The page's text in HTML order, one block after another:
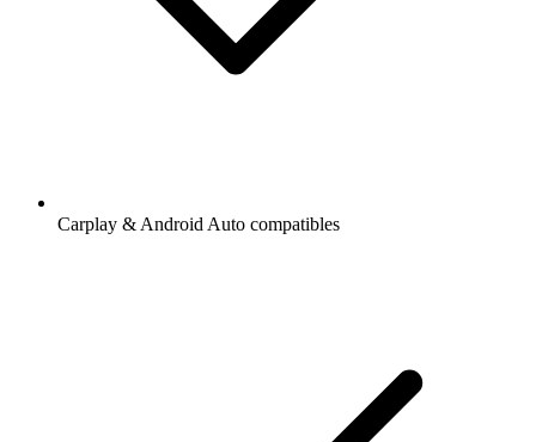
Carplay & Android Auto compatibles